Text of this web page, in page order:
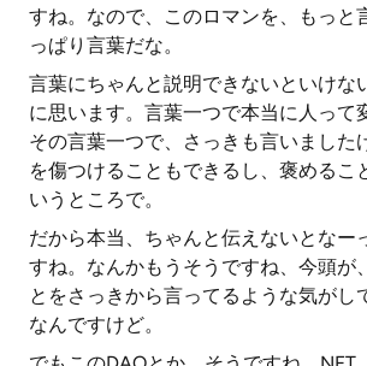
すね。なので、このロマンを、もっと
っぱり言葉だな。
言葉にちゃんと説明できないといけな
に思います。言葉一つで本当に人って
その言葉一つで、さっきも言いました
を傷つけることもできるし、褒めるこ
いうところで。
だから本当、ちゃんと伝えないとなー
すね。なんかもうそうですね、今頭が
とをさっきから言ってるような気がし
なんですけど。